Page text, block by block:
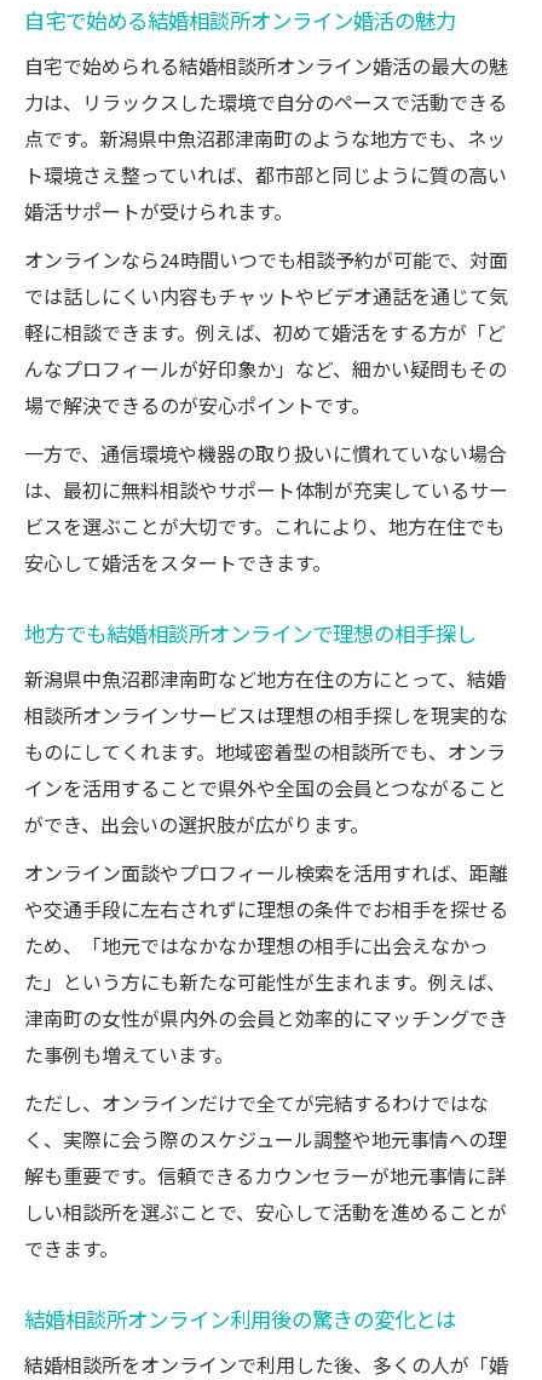
結婚相談所オンラインで仕事と婚活を両立
する方法
結婚相談所オンラインが忙しい毎日に与え
る余裕
結婚相談所オンラインで時間を有効活用し
た婚活
オンライン結婚相談所の安心感とその理由
結婚相談所オンラインが支持される安心ポ
イント
結婚相談所オンラインで得られるサポート
体験
結婚相談所オンライン利用者が感じた信頼
性とは
結婚相談所オンラインの個人情報保護の工
夫
作り
地方在住者がオンライン婚活で得たメリット
結婚相談所オンラインで実現する地方婚活
の魅力
地方在住でも結婚相談所オンラインで豊富
な出会い
結婚相談所オンラインが叶える移動不要の
婚活
地方女性が選ぶ結婚相談所オンラインの活
用法
結婚相談所オンライン利用で感じる地域格
差の解消
津南町発オンライン相談所利用のリアル感想
津南町発結婚相談所オンライン利用者の声
まとめ
津南町女性が語る結婚相談所オンライン体
津南町で広がる結婚相談所オンラインの利
自宅で始める結婚相談所オンライン婚活の魅力
自宅で始められる結婚相談所オンライン婚活の最大の魅
力は、リラックスした環境で自分のペースで活動できる
点です。新潟県中魚沼郡津南町のような地方でも、ネッ
ト環境さえ整っていれば、都市部と同じように質の高い
婚活サポートが受けられます。
オンラインなら24時間いつでも相談予約が可能で、対面
では話しにくい内容もチャットやビデオ通話を通じて気
軽に相談できます。例えば、初めて婚活をする方が「ど
んなプロフィールが好印象か」など、細かい疑問もその
場で解決できるのが安心ポイントです。
一方で、通信環境や機器の取り扱いに慣れていない場合
は、最初に無料相談やサポート体制が充実しているサー
ビスを選ぶことが大切です。これにより、地方在住でも
安心して婚活をスタートできます。
地方でも結婚相談所オンラインで理想の相手探し
新潟県中魚沼郡津南町など地方在住の方にとって、結婚
相談所オンラインサービスは理想の相手探しを現実的な
ものにしてくれます。地域密着型の相談所でも、オンラ
インを活用することで県外や全国の会員とつながること
ができ、出会いの選択肢が広がります。
オンライン面談やプロフィール検索を活用すれば、距離
や交通手段に左右されずに理想の条件でお相手を探せる
ため、「地元ではなかなか理想の相手に出会えなかっ
た」という方にも新たな可能性が生まれます。例えば、
津南町の女性が県内外の会員と効率的にマッチングでき
た事例も増えています。
ただし、オンラインだけで全てが完結するわけではな
く、実際に会う際のスケジュール調整や地元事情への理
解も重要です。信頼できるカウンセラーが地元事情に詳
しい相談所を選ぶことで、安心して活動を進めることが
できます。
結婚相談所オンライン利用後の驚きの変化とは
結婚相談所をオンラインで利用した後、多くの人が「婚